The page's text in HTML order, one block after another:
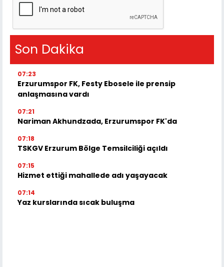
Son Dakika
07:23
Erzurumspor FK, Festy Ebosele ile prensip
anlaşmasına vardı
07:21
Nariman Akhundzada, Erzurumspor FK'da
07:18
TSKGV Erzurum Bölge Temsilciliği açıldı
07:15
Hizmet ettiği mahallede adı yaşayacak
07:14
Yaz kurslarında sıcak buluşma